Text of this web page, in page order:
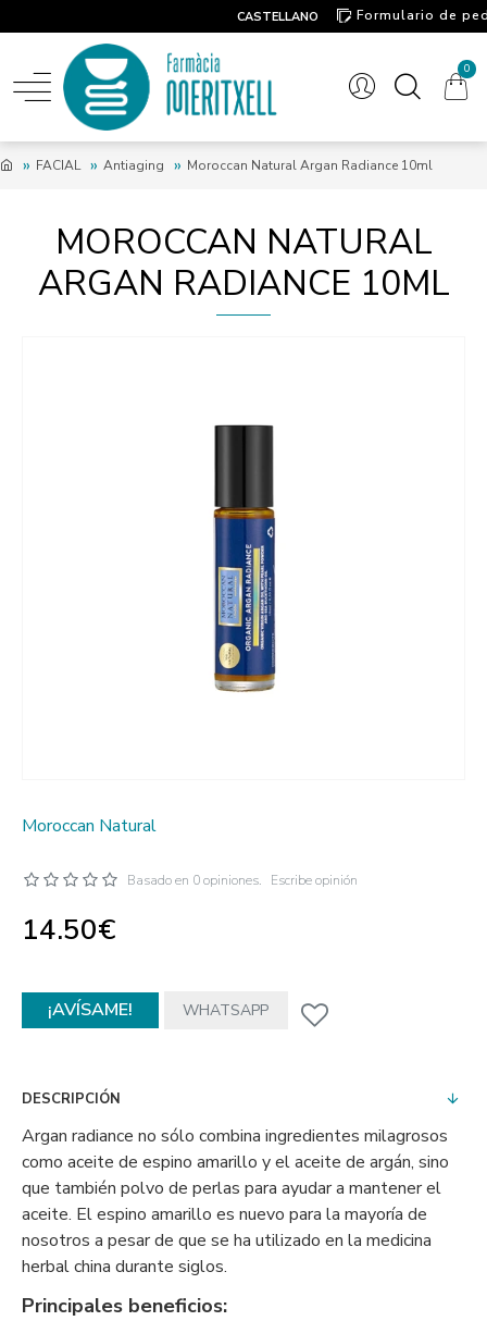
CASTELLANO
Formulario de
0
FACIAL Antiaging Moroccan Natural Argan Radiance 10ml
MOROCCAN NATURAL
ARGAN RADIANCE 10ML
Moroccan Natural
Basado en 0 opiniones. Escribe opinión
14.50€
¡AVÍSAME! WHATSAPP
DESCRIPCIÓN
Argan radiance no sólo combina ingredientes milagrosos
como aceite de espino amarillo y el aceite de argán, sino
que también polvo de perlas para ayudar a mantener el
aceite. El espino amarillo es nuevo para la mayoría de
nosotros a pesar de que se ha utilizado en la medicina
herbal china durante siglos.
Principales beneficios: